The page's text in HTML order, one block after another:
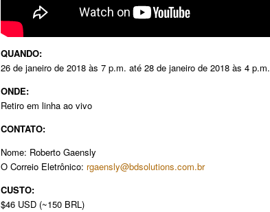
QUANDO:
26 de janeiro de 2018 às 7 p.m. até 28 de janeiro de 2018 às 4 p.m.
ONDE:
Retiro em linha ao vivo
CONTATO:
Nome: Roberto Gaensly
O Correio Eletrônico: rgaensly@bdsolutions.com.br
CUSTO:
$46 USD (~150 BRL)